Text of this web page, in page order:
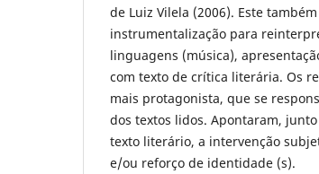
de Luiz Vilela (2006). Este
instrumentalização para
linguagens (música),
com texto de crítica literária. Os
mais protagonista, que se
dos textos lidos. Apontaram,
texto literário, a intervenção
e/ou reforço de identidade (s).